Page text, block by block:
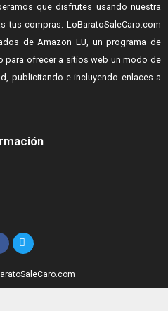
que disfrutes usando nuestra
tus compras. LoBaratoSaleCaro.com
de Amazon EU, un programa de
para ofrecer a sitios web un modo de
publicitando e incluyendo enlaces a